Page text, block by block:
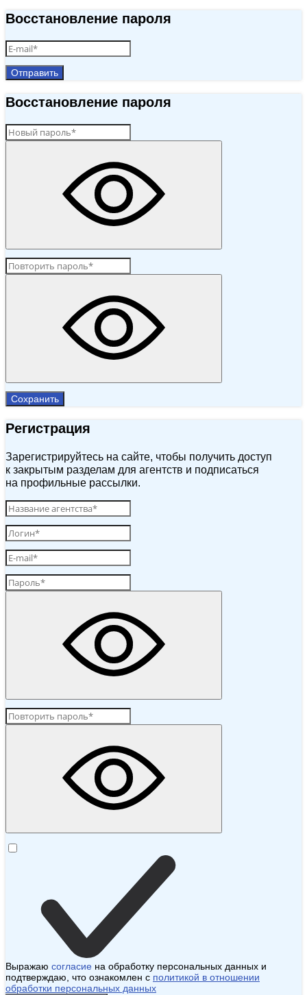
Восстановление пароля
Отправить
Восстановление пароля
Сохранить
Регистрация
Зарегистрируйтесь на сайте, чтобы получить доступ
к закрытым разделам для агентств и подписаться
на профильные рассылки.
Выражаю согласие на обработку персональных данных и
подтверждаю, что ознакомлен с политикой в отношении
обработки персональных данных